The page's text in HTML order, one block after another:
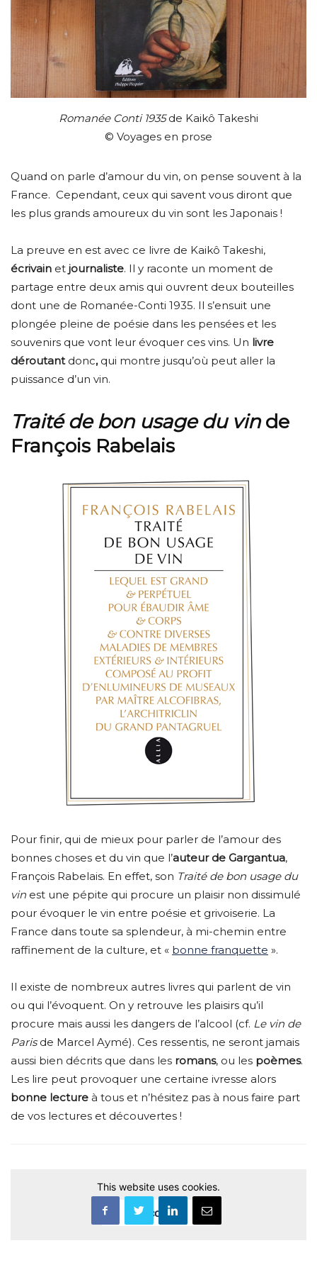
Romanée Conti 1935de Kaikô Takeshi
© Voyages en prose
Quand on parle d’amour du vin, on pense souvent à la
France. Cependant, ceux qui savent vous diront que
les plus grands amoureux du vin sont les Japonais !
La preuve en est avec ce livre de Kaikô Takeshi,
écrivain et journaliste. Il y raconte un moment de
partage entre deux amis qui ouvrent deux bouteilles
dont une de Romanée-Conti 1935. Il s’ensuit une
plongée pleine de poésie dans les pensées et les
souvenirs que vont leur évoquer ces vins. Un livre
déroutant donc, qui montre jusqu’où peut aller la
puissance d’un vin.
Traité de bon usage du vinde
François Rabelais
Pour finir, qui de mieux pour parler de l’amour des
bonnes choses et du vin que l’auteur de Gargantua,
François Rabelais. En effet, son Traité de bon usage du
vin est une pépite qui procure un plaisir non dissimulé
pour évoquer le vin entre poésie et grivoiserie. La
France dans toute sa splendeur, à mi-chemin entre
raffinement de la culture, et « bonne franquette ».
Il existe de nombreux autres livres qui parlent de vin
ou qui l’évoquent. On y retrouve les plaisirs qu’il
procure mais aussi les dangers de l’alcool (cf. Le vin de
Parisde Marcel Aymé). Ces ressentis, ne seront jamais
aussi bien décrits que dans les romans, ou les poèmes.
Les lire peut provoquer une certaine ivresse alors
bonne lecture à tous et n’hésitez pas à nous faire part
de vos lectures et découvertes !
This website uses cookies.
Accept